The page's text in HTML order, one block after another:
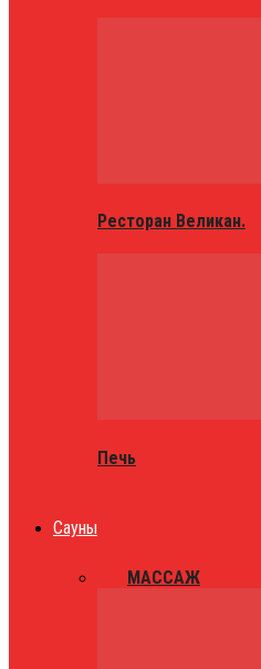
Ресторан Великан.
Печь
Сауны
МАССАЖ